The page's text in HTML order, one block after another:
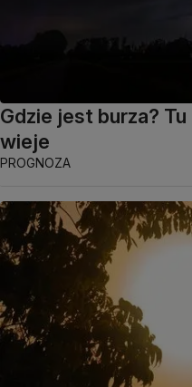
Gdzie jest burza?
wieje
PROGNOZA